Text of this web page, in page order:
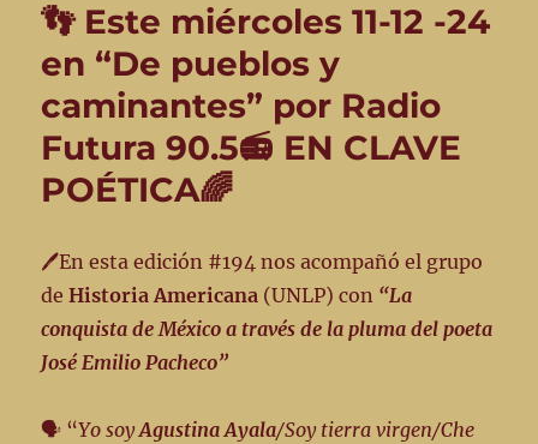
luchas,
resistencias
en
el
pueblos
y
caminantes”
–
👣 Este miércoles 11-12 -24
en “De pueblos y
caminantes” por Radio
Futura 90.5📻 EN CLAVE
POÉTICA🌈
🖊️En esta edición #194 nos acompañó el grupo
deHistoria Americana (UNLP) con “La
conquista de México a través de la pluma del poeta
José Emilio Pacheco”
🗣️ “Yo soyAgustina Ayala/Soy tierra virgen/Che